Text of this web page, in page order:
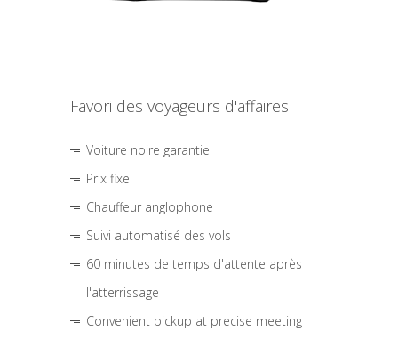
Favori des voyageurs d'affaires
Voiture noire garantie
Prix fixe
Chauffeur anglophone
Suivi automatisé des vols
60 minutes de temps d'attente après
l'atterrissage
Convenient pickup at precise meeting